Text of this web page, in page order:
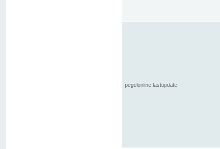
pegelonline.lastupdate